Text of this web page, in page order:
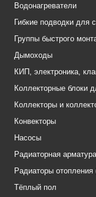
Водонагреватели
Гибкие подводки для
Группы быстрого
Дымоходы
КИП, электроника,
Коллекторные блоки
Коллекторы и
Конвекторы
Насосы
Радиаторная арматура
Радиаторы отопления
Тёплый пол